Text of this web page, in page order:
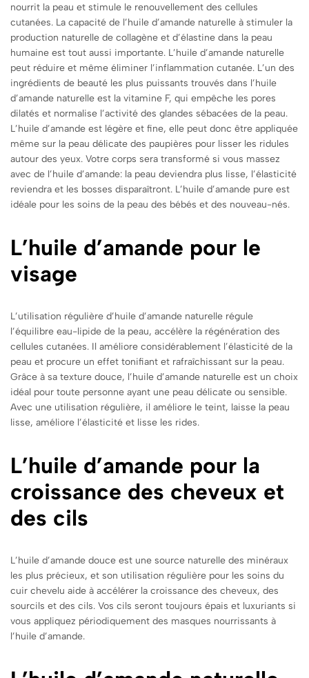
nourrit la peau et stimule le renouvellement des cellules
cutanées. La capacité de l’huile d’amande naturelle à stimuler la
production naturelle de collagène et d’élastine dans la peau
humaine est tout aussi importante. L’huile d’amande naturelle
peut réduire et même éliminer l’inflammation cutanée. L’un des
ingrédients de beauté les plus puissants trouvés dans l’huile
d’amande naturelle est la vitamine F, qui empêche les pores
dilatés et normalise l’activité des glandes sébacées de la peau.
L’huile d’amande est légère et fine, elle peut donc être appliquée
même sur la peau délicate des paupières pour lisser les ridules
autour des yeux. Votre corps sera transformé si vous massez
avec de l’huile d’amande: la peau deviendra plus lisse, l’élasticité
reviendra et les bosses disparaîtront. L’huile d’amande pure est
idéale pour les soins de la peau des bébés et des nouveau-nés.
L’huile d’amande pour le
visage
L’utilisation régulière d’huile d’amande naturelle régule
l’équilibre eau-lipide de la peau, accélère la régénération des
cellules cutanées. Il améliore considérablement l’élasticité de la
peau et procure un effet tonifiant et rafraîchissant sur la peau.
Grâce à sa texture douce, l’huile d’amande naturelle est un choix
idéal pour toute personne ayant une peau délicate ou sensible.
Avec une utilisation régulière, il améliore le teint, laisse la peau
lisse, améliore l’élasticité et lisse les rides.
L’huile d’amande pour la
croissance des cheveux et
des cils
L’huile d’amande douce est une source naturelle des minéraux
les plus précieux, et son utilisation régulière pour les soins du
cuir chevelu aide à accélérer la croissance des cheveux, des
sourcils et des cils. Vos cils seront toujours épais et luxuriants si
vous appliquez périodiquement des masques nourrissants à
l’huile d’amande.